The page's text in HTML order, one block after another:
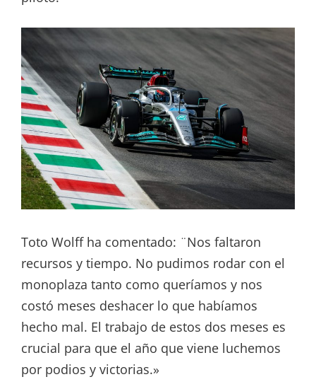
Toto Wolff ha comentado: ¨Nos faltaron
recursos y tiempo. No pudimos rodar con el
monoplaza tanto como queríamos y nos
costó meses deshacer lo que habíamos
hecho mal. El trabajo de estos dos meses es
crucial para que el año que viene luchemos
por podios y victorias.»